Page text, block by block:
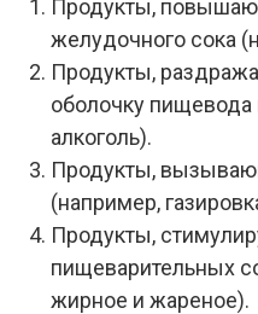
Продукты,
желудочного сока
Продукты,
оболочку
алкоголь).
Продукты,
(например,
Продукты,
пищеварительных
жирное и жареное).